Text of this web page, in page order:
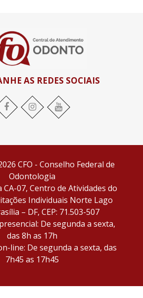
AS REDES SOCIAIS
Facebook Instagram YouTube
CFO - Conselho Federal de
Odontologia
CA-07, Centro de Atividades do
Individuais Norte Lago
– DF, CEP: 71.503-507
De segunda a sexta,
das 8h as 17h
line: De segunda a sexta, das
7h45 as 17h45